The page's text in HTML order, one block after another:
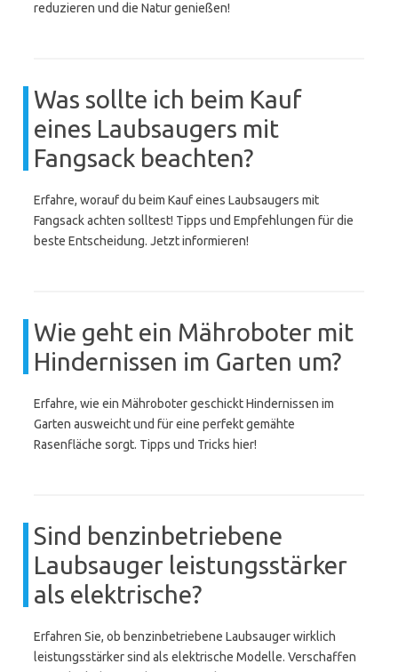
reduzieren und die Natur genießen!
Was sollte ich beim Kauf
eines Laubsaugers mit
Fangsack beachten?
Erfahre, worauf du beim Kauf eines Laubsaugers mit
Fangsack achten solltest! Tipps und Empfehlungen für die
beste Entscheidung. Jetzt informieren!
Wie geht ein Mähroboter mit
Hindernissen im Garten um?
Erfahre, wie ein Mähroboter geschickt Hindernissen im
Garten ausweicht und für eine perfekt gemähte
Rasenfläche sorgt. Tipps und Tricks hier!
Sind benzinbetriebene
Laubsauger leistungsstärker
als elektrische?
Erfahren Sie, ob benzinbetriebene Laubsauger wirklich
leistungsstärker sind als elektrische Modelle. Verschaffen